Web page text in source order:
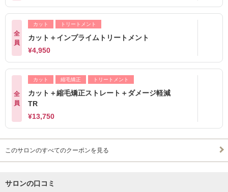
全
員
カット トリートメント
カット＋インプライムトリートメント
¥4,950
全
員
カット 縮毛矯正 トリートメント
カット＋縮毛矯正ストレート＋ダメージ軽減
TR
¥13,750
このサロンのすべてのクーポンを見る
サロンの口コミ